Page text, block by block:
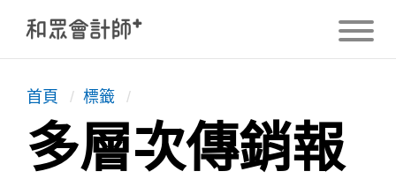
首頁 / 標籤 /
多層次傳銷報